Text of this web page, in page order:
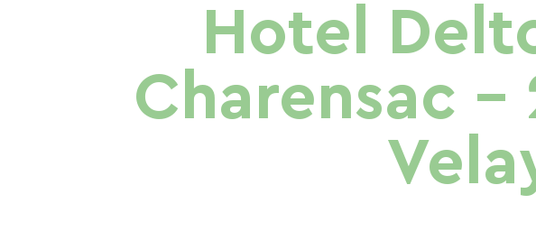
Hotel
Charensac -